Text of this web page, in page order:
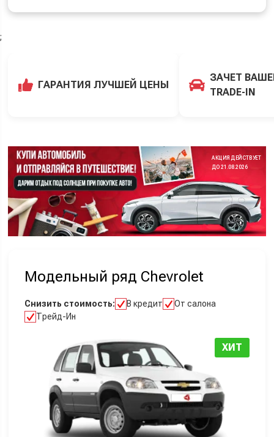
;
ГАРАНТИЯ ЛУЧШЕЙ ЦЕНЫ
ЗАЧЕТ
TRADE-IN
АКЦИЯ ДЕЙСТВУЕТ
ДО 21.08.2026
Модельный ряд Chevrolet
Снизить стоимость: В кредит
От салона
Трейд-Ин
ХИТ